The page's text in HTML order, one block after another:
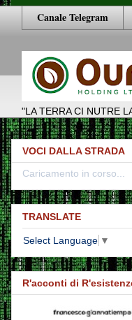
Canale Telegram
"LA TERRA CI NUTRE
VOCI DALLA STRADA
Caricamento in corso...
TRANSLATE
Select Language ▼
R'acconti di